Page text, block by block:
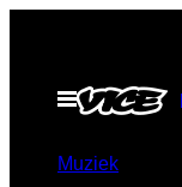
Open
menu
Muziek